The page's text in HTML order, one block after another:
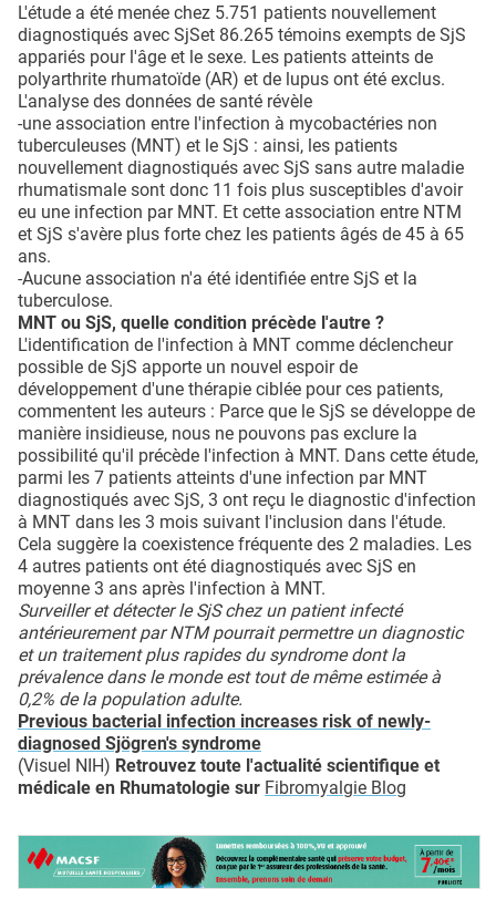
L'étude a été menée chez 5.751 patients nouvellement
diagnostiqués avec SjSet 86.265 témoins exempts de SjS
appariés pour l'âge et le sexe. Les patients atteints de
polyarthrite rhumatoïde (AR) et de lupus ont été exclus.
L'analyse des données de santé révèle
-une association entre l'infection à mycobactéries non
tuberculeuses (MNT) et le SjS : ainsi, les patients
nouvellement diagnostiqués avec SjS sans autre maladie
rhumatismale sont donc 11 fois plus susceptibles d'avoir
eu une infection par MNT. Et cette association entre NTM
et SjS s'avère plus forte chez les patients âgés de 45 à 65
ans.
-Aucune association n'a été identifiée entre SjS et la
tuberculose.
MNT ou SjS, quelle condition précède l'autre ?
L'identification de l'infection à MNT comme déclencheur
possible de SjS apporte un nouvel espoir de
développement d'une thérapie ciblée pour ces patients,
commentent les auteurs : Parce que le SjS se développe de
manière insidieuse, nous ne pouvons pas exclure la
possibilité qu'il précède l'infection à MNT. Dans cette étude,
parmi les 7 patients atteints d'une infection par MNT
diagnostiqués avec SjS, 3 ont reçu le diagnostic d'infection
à MNT dans les 3 mois suivant l'inclusion dans l'étude.
Cela suggère la coexistence fréquente des 2 maladies. Les
4 autres patients ont été diagnostiqués avec SjS en
moyenne 3 ans après l'infection à MNT.
Surveiller et détecter le SjS chez un patient infecté
antérieurement par NTM pourrait permettre un diagnostic
et un traitement plus rapides du syndrome dont la
prévalence dans le monde est tout de même estimée à
0,2% de la population adulte.
Previous bacterial infection increases risk of newly-
diagnosed Sjögren's syndrome
(Visuel NIH) Retrouvez toute l'actualité scientifique et
médicale en Rhumatologie sur Fibromyalgie Blog